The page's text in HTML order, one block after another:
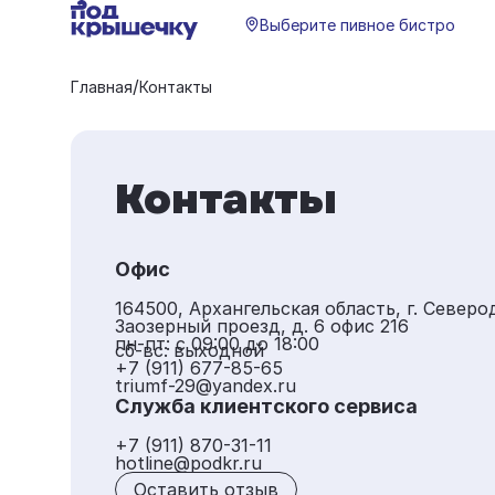
Выберите пивное бистро
Главная/Контакты
Контакты
Офис
164500, Архангельская область, г.
Заозерный проезд, д. 6 офис 216
пн-пт: с 09:00 до 18:00
сб-вс: выходной
+7 (911) 677-85-65
triumf-29@yandex.ru
Служба клиентского сервиса
+7 (911) 870-31-11
hotline@podkr.ru
Оставить отзыв